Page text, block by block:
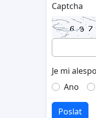
Captcha
Je mi
Ano
Poslat